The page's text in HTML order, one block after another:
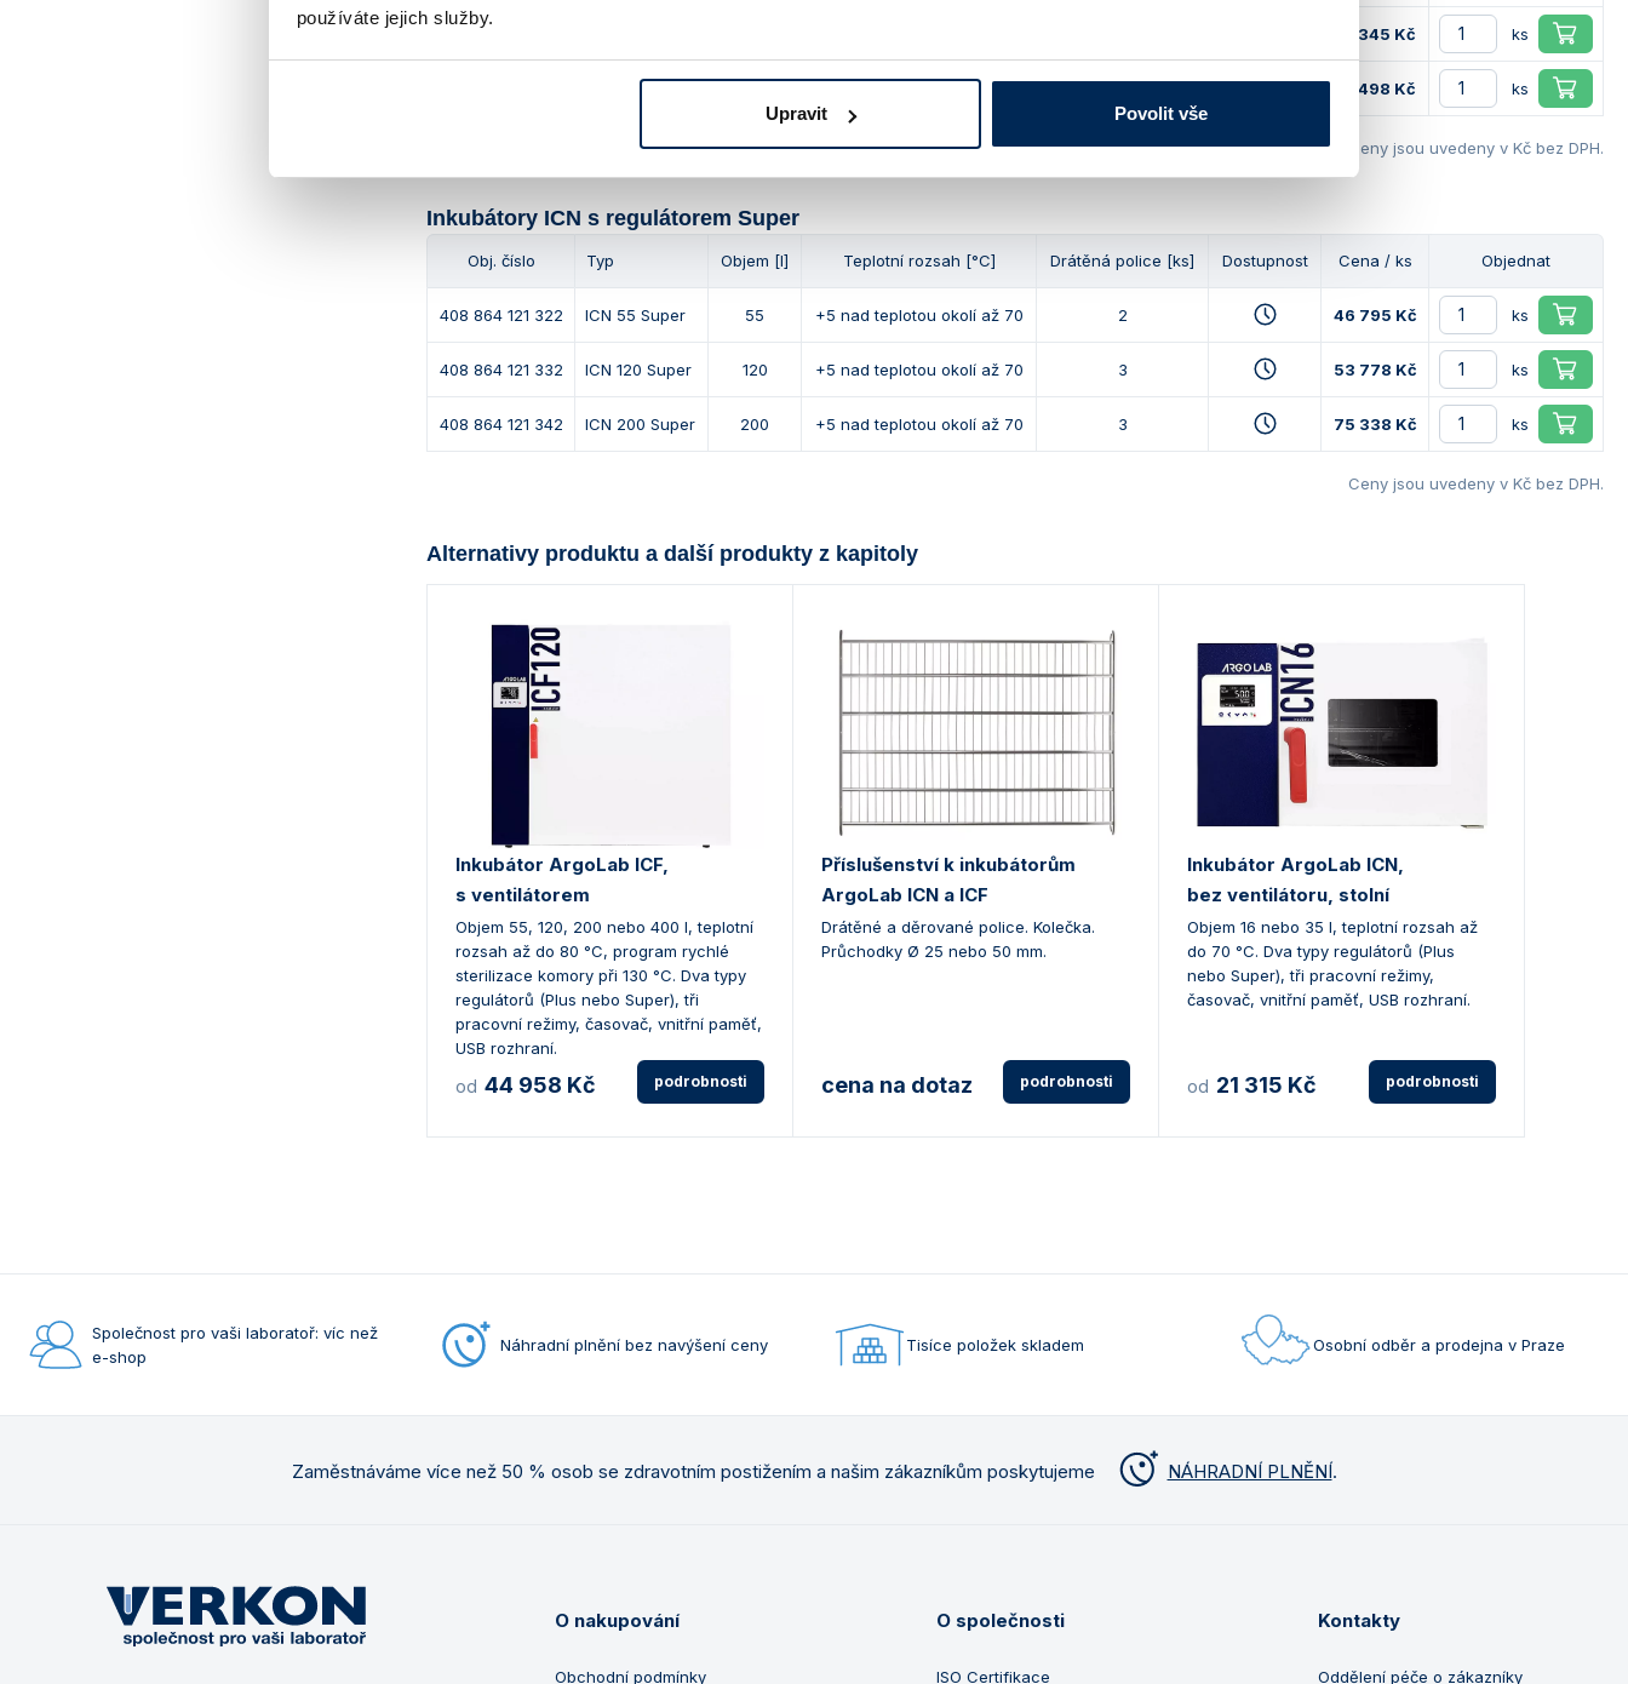
používáte jejich služby.
Upravit Povolit vše
408 864 121 032 44 345 Kč ks
ICN 200 Plus +5 nad teplotou okolí až 70 67 498 Kč ks
Ceny jsou uvedeny v Kč bez DPH.
Inkubátory ICN s regulátorem Super
Obj. číslo Typ Objem [l] Teplotní rozsah [°C] Drátěná police [ks] Dostupnost Cena / ks Objednat
408 864 121 322 ICN 55 Super 55 +5 nad teplotou okolí až 70 2 46 795 Kč ks
408 864 121 332 ICN 120 Super 120 +5 nad teplotou okolí až 70 3 53 778 Kč ks
408 864 121 342 ICN 200 Super 200 +5 nad teplotou okolí až 70 3 75 338 Kč ks
Ceny jsou uvedeny v Kč bez DPH.
Alternativy produktu a další produkty z kapitoly
Inkubátor ArgoLab ICF,
s ventilátorem
Objem 55, 120, 200 nebo 400 l, teplotní
rozsah až do 80 °C, program rychlé
sterilizace komory při 130 °C. Dva typy
regulátorů (Plus nebo Super), tři
pracovní režimy, časovač, vnitřní paměť,
USB rozhraní.
od 44 958 Kč podrobnosti
Příslušenství k inkubátorům
ArgoLab ICN a ICF
Drátěné a děrované police. Kolečka.
Průchodky Ø 25 nebo 50 mm.
cena na dotaz podrobnosti
Inkubátor ArgoLab ICN,
bez ventilátoru, stolní
Objem 16 nebo 35 l, teplotní rozsah až
do 70 °C. Dva typy regulátorů (Plus
nebo Super), tři pracovní režimy,
časovač, vnitřní paměť, USB rozhraní.
od 21 315 Kč podrobnosti
Společnost pro vaši laboratoř: víc než
e-shop
Náhradní plnění bez navýšení ceny Tisíce položek skladem Osobní odběr a prodejna v Praze
Zaměstnáváme více než 50 % osob se zdravotním postižením a našim zákazníkům poskytujeme NÁHRADNÍ PLNĚNÍ.
O nakupování
Obchodní podmínky
O společnosti
ISO Certifikace
Kontakty
Oddělení péče o zákazníky